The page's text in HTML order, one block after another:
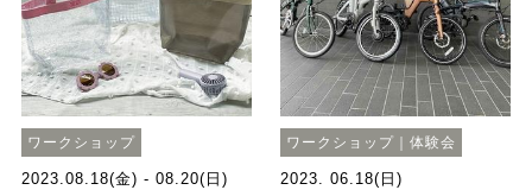
ワークショップ
2023.08.18(金) - 08.20(日)
ワークショップ｜体験会
2023. 06.18(日)